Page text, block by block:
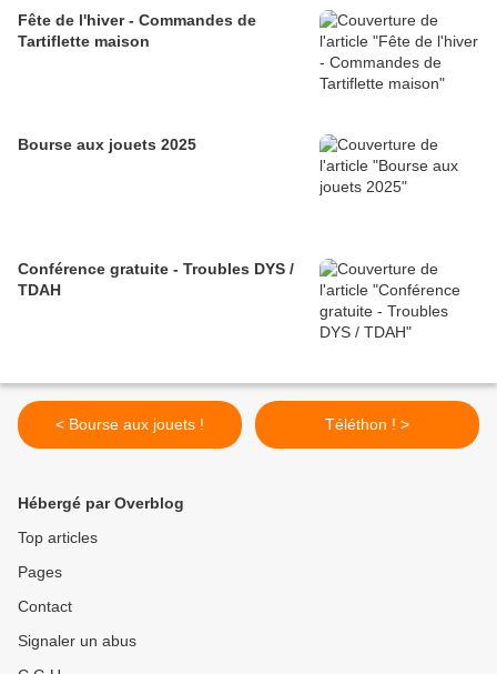
Fête de l'hiver - Commandes de
Tartiflette maison
Bourse aux jouets 2025
Conférence gratuite - Troubles DYS /
TDAH
< Bourse aux jouets ! Téléthon ! >
Hébergé par Overblog
Top articles
Pages
Contact
Signaler un abus